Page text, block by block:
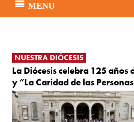
MENU
NUESTRA DIÓCESIS
La Diócesis celebra 125 años
y “La Caridad de las